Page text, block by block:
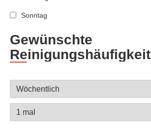
Sonntag
Gewünschte
Reinigungshäufigkeit